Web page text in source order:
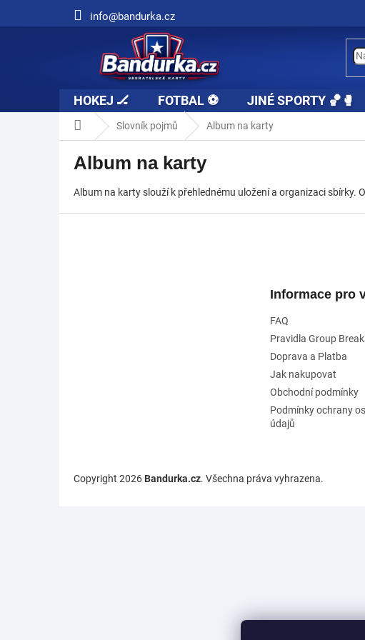
info@bandurka.cz
HOKEJ 🏒 FOTBAL ⚽ JINÉ SPORTY 🏀🥊
Domů Slovník pojmů Album na karty
Album na karty
Album na karty slouží k přehlednému uložení a organizaci sbírky.
Informace pro
FAQ
Pravidla Group
Doprava a Platba
Jak nakupovat
Obchodní podmínky
Podmínky ochrany
údajů
Copyright 2026 Bandurka.cz. Všechna práva vyhrazena.